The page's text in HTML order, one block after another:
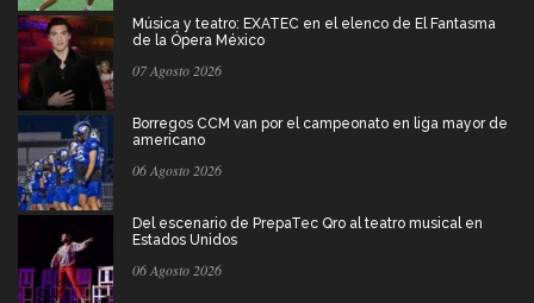
Música y teatro: EXATEC en el elenco de El Fantasma
de la Ópera México
07 Agosto 2026
Borregos CCM van por el campeonato en liga mayor de
americano
06 Agosto 2026
Del escenario de PrepaTec Qro al teatro musical en
Estados Unidos
06 Agosto 2026